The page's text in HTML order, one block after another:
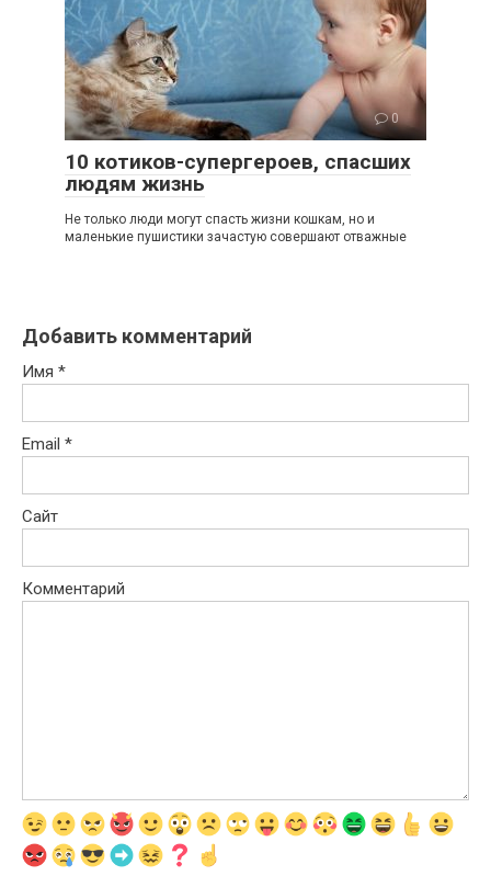
0
10 котиков-супергероев, спасших
людям жизнь
Не только люди могут спасть жизни кошкам, но и
маленькие пушистики зачастую совершают отважные
Добавить комментарий
Имя *
Email *
Сайт
Комментарий